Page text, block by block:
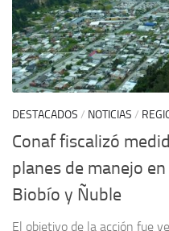
DESTACADOS / NOTICIAS /
Conaf fiscalizó
planes de manejo
Biobío y Ñuble
El objetivo de la acción fue